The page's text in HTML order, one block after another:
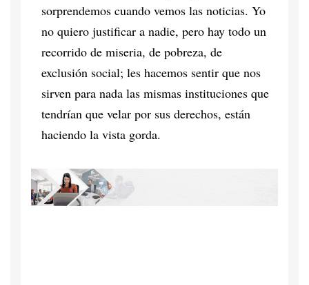
sorprendemos cuando vemos las noticias. Yo
no quiero justificar a nadie, pero hay todo un
recorrido de miseria, de pobreza, de
exclusión social; les hacemos sentir que nos
sirven para nada las mismas instituciones que
tendrían que velar por sus derechos, están
haciendo la vista gorda.